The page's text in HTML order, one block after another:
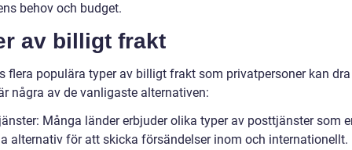
behov och budget.
av billigt frakt
flera populära typer av billigt frakt som privatpersoner kan
några av de vanligaste alternativen:
Många länder erbjuder olika typer av posttjänster som
alternativ för att skicka försändelser inom och internationellt.